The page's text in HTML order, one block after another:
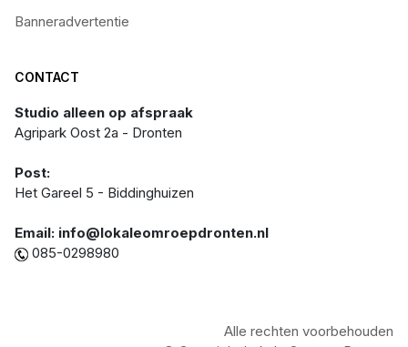
Banneradvertentie
CONTACT
Studio alleen op afspraak
Agripark Oost 2a - Dronten
Post:
Het Gareel 5 - Biddinghuizen
Email: info@lokaleomroepdronten.nl
085-0298980
Alle rechten voorbehouden